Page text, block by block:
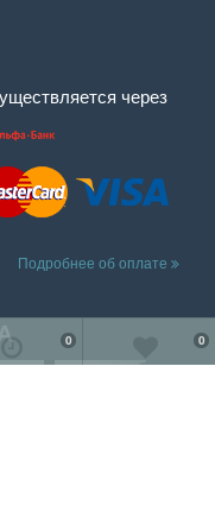
0
0
через
Подробнее об оплате